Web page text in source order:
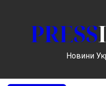
PRESS
Новини